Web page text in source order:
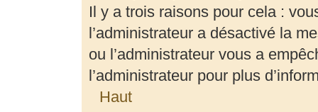
Il y a trois raisons pour cela :
l’administrateur a désactivé la
ou l’administrateur vous a
l’administrateur pour plus
Haut